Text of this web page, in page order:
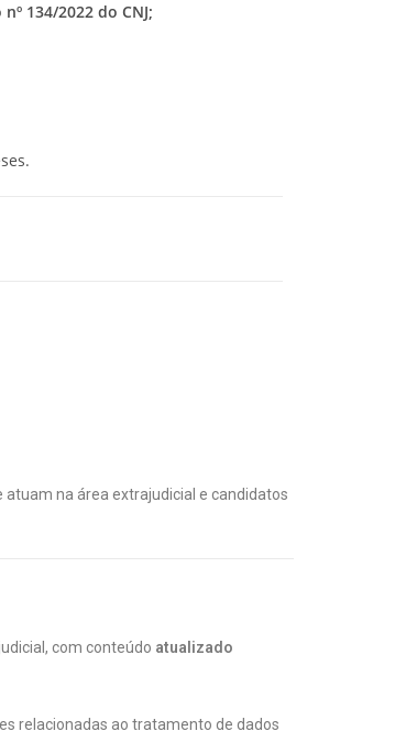
134/2022 do CNJ;
na área extrajudicial e candidatos
com conteúdo atualizado
relacionadas ao tratamento de dados